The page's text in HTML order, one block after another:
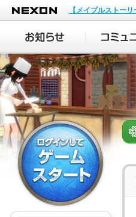
NEXON
【メイプルストー